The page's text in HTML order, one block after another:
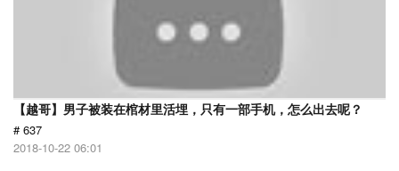
【越哥】男子被装在棺材里活埋，只有一部手机，怎么出去呢？
# 637
2018-10-22 06:01